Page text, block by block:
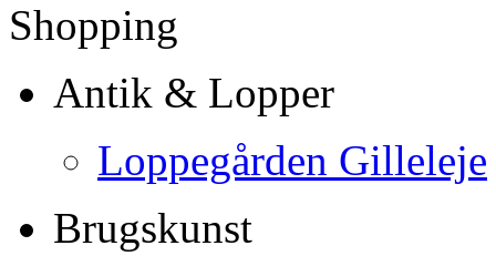
Shopping
Antik & Lopper
Loppegården Gilleleje
Brugskunst